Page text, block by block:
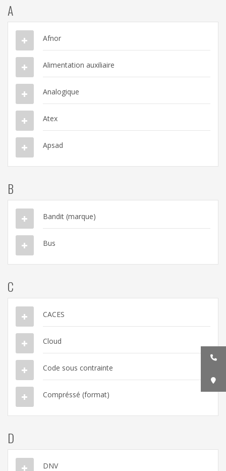
A
Afnor
Alimentation auxiliaire
Analogique
Atex
Apsad
B
Bandit (marque)
Bus
C
CACES
Cloud
Code sous contrainte
Compréssé (format)
D
DNV